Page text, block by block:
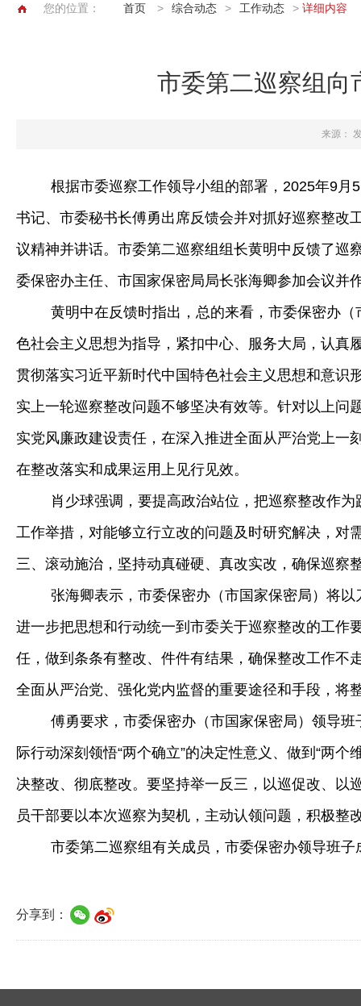
您的位置： 首页 > 综合动态 > 工作动态 > 详细内容
市委第二巡察组向
来源：
根据市委巡察工作领导小组的部署，2025年9月
书记、市委秘书长傅勇出席反馈会并对抓好巡察整改
议精神并讲话。市委第二巡察组组长黄明中反馈了巡
委保密办主任、市国家保密局局长张海卿参加会议并
黄明中在反馈时指出，总的来看，市委保密办
色社会主义思想为指导，紧扣中心、服务大局，认真
贯彻落实习近平新时代中国特色社会主义思想和意识
实上一轮巡察整改问题不够坚决有效等。针对以上问
实党风廉政建设责任，在深入推进全面从严治党上一
在整改落实和成果运用上见行见效。
肖少球强调，要提高政治站位，把巡察整改作
工作举措，对能够立行立改的问题及时研究解决，对
三、滚动施治，坚持动真碰硬、真改实改，确保巡察
张海卿表示，市委保密办（市国家保密局）将
进一步把思想和行动统一到市委关于巡察整改的工作
任，做到条条有整改、件件有结果，确保整改工作不
全面从严治党、强化党内监督的重要途径和手段，将
傅勇要求，市委保密办（市国家保密局）领导
际行动深刻领悟“两个确立”的决定性意义、做到“两
决整改、彻底整改。要坚持举一反三，以巡促改、以
员干部要以本次巡察为契机，主动认领问题，积极
市委第二巡察组有关成员，市委保密办领导班
分享到：